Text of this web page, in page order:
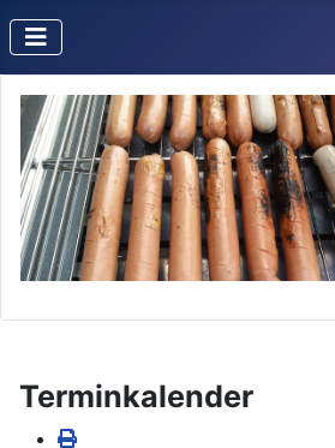
Terminkalender